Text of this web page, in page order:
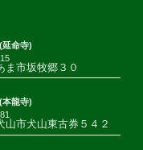
延命寺)
ま市坂牧郷３０
本龍寺)
山市犬山東古券５４２